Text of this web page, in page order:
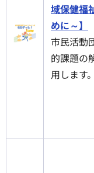
域保健福
めに～】
市民活動
的課題の
用します。